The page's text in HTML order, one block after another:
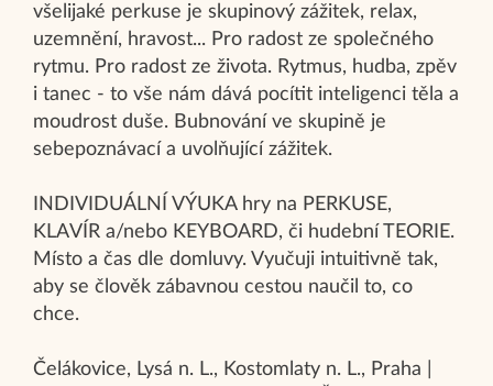
všelijaké perkuse je skupinový zážitek, relax,
uzemnění, hravost... Pro radost ze společného
rytmu. Pro radost ze života. Rytmus, hudba, zpěv
i tanec - to vše nám dává pocítit inteligenci těla a
moudrost duše. Bubnování ve skupině je
sebepoznávací a uvolňující zážitek.
INDIVIDUÁLNÍ VÝUKA hry na PERKUSE,
KLAVÍR a/nebo KEYBOARD, či hudební TEORIE.
Místo a čas dle domluvy. Vyučuji intuitivně tak,
aby se člověk zábavnou cestou naučil to, co
chce.
Čelákovice, Lysá n. L., Kostomlaty n. L., Praha |